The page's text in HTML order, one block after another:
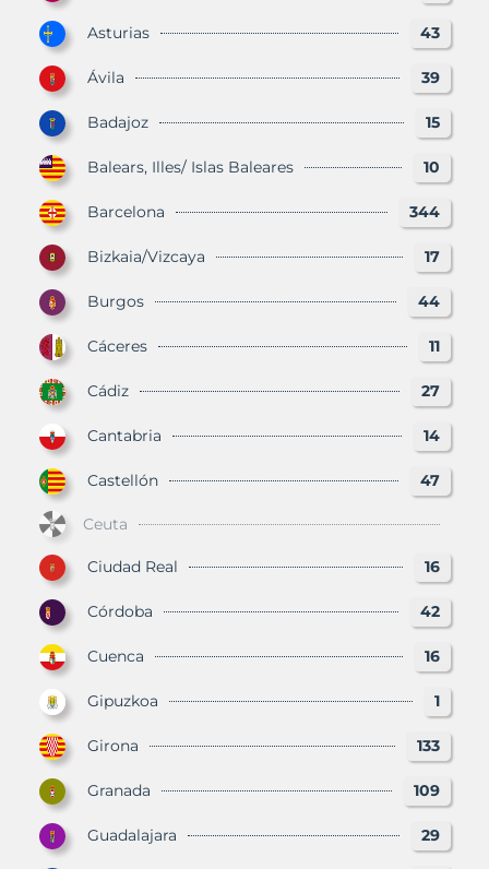
Asturias 43
Ávila 39
Badajoz 15
Balears, Illes/ Islas Baleares 10
Barcelona 344
Bizkaia/Vizcaya 17
Burgos 44
Cáceres 11
Cádiz 27
Cantabria 14
Castellón 47
Ceuta
Ciudad Real 16
Córdoba 42
Cuenca 16
Gipuzkoa 1
Girona 133
Granada 109
Guadalajara 29